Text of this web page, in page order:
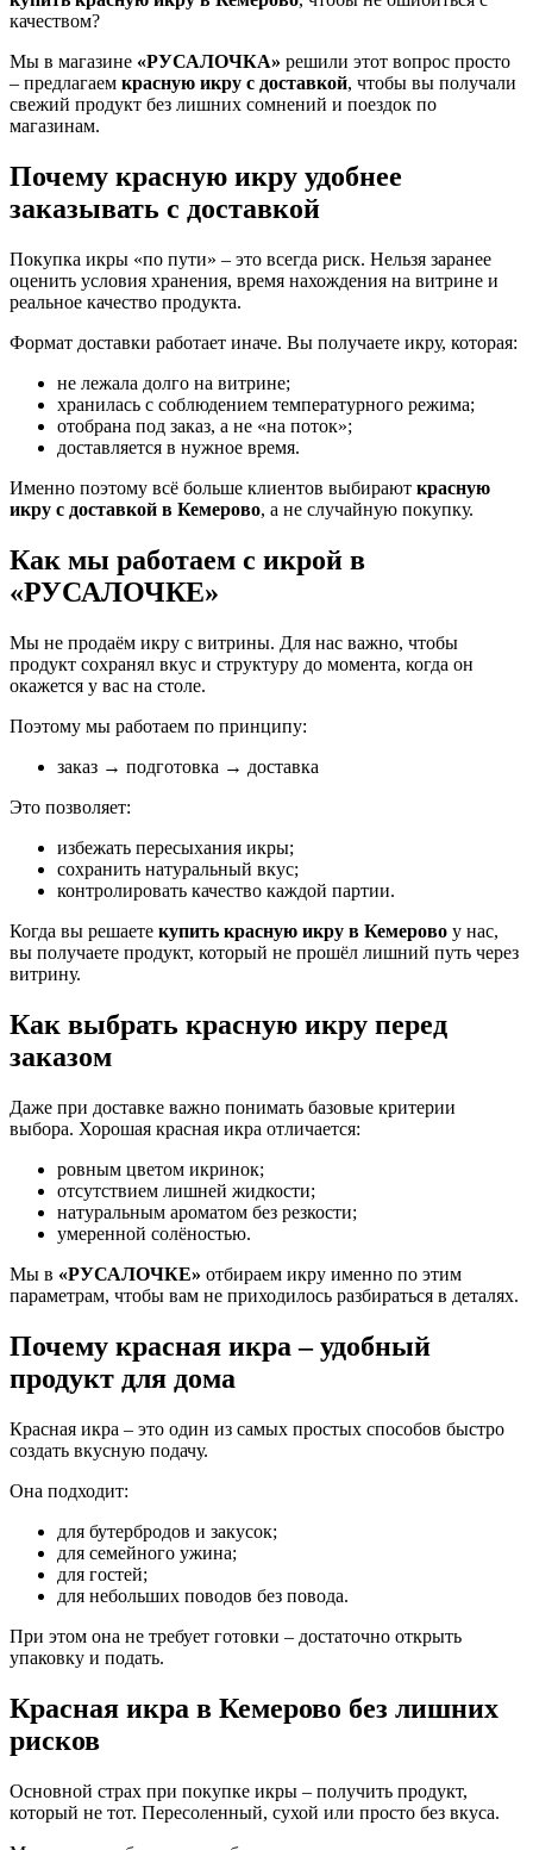
качеством?
Мы в магазине «РУСАЛОЧКА» решили этот вопрос просто
– предлагаем красную икру с доставкой, чтобы вы получали
свежий продукт без лишних сомнений и поездок по
магазинам.
Почему красную икру удобнее
заказывать с доставкой
Покупка икры «по пути» – это всегда риск. Нельзя заранее
оценить условия хранения, время нахождения на витрине и
реальное качество продукта.
Формат доставки работает иначе. Вы получаете икру, которая:
не лежала долго на витрине;
хранилась с соблюдением температурного режима;
отобрана под заказ, а не «на поток»;
доставляется в нужное время.
Именно поэтому всё больше клиентов выбирают красную
икру с доставкой в Кемерово, а не случайную покупку.
Как мы работаем с икрой в
«РУСАЛОЧКЕ»
Мы не продаём икру с витрины. Для нас важно, чтобы
продукт сохранял вкус и структуру до момента, когда он
окажется у вас на столе.
Поэтому мы работаем по принципу:
заказ → подготовка → доставка
Это позволяет:
избежать пересыхания икры;
сохранить натуральный вкус;
контролировать качество каждой партии.
Когда вы решаете купить красную икру в Кемерово у нас,
вы получаете продукт, который не прошёл лишний путь через
витрину.
Как выбрать красную икру перед
заказом
Даже при доставке важно понимать базовые критерии
выбора. Хорошая красная икра отличается:
ровным цветом икринок;
отсутствием лишней жидкости;
натуральным ароматом без резкости;
умеренной солёностью.
Мы в «РУСАЛОЧКЕ» отбираем икру именно по этим
параметрам, чтобы вам не приходилось разбираться в деталях.
Почему красная икра – удобный
продукт для дома
Красная икра – это один из самых простых способов быстро
создать вкусную подачу.
Она подходит:
для бутербродов и закусок;
для семейного ужина;
для гостей;
для небольших поводов без повода.
При этом она не требует готовки – достаточно открыть
упаковку и подать.
Красная икра в Кемерово без лишних
рисков
Основной страх при покупке икры – получить продукт,
который не тот. Пересоленный, сухой или просто без вкуса.